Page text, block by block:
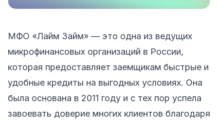
МФО «Лайм Займ» — это одна из ведущих
микрофинансовых организаций в России,
которая предоставляет заемщикам быстрые и
удобные кредиты на выгодных условиях. Она
была основана в 2011 году и с тех пор успела
завоевать доверие многих клиентов благодаря